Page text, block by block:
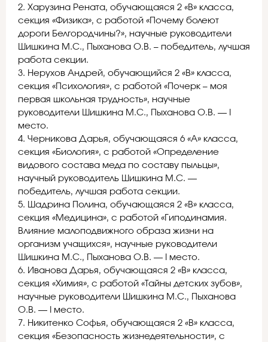
2. Харузина Рената, обучающаяся 2 «В» класса,
секция «Физика», с работой «Почему болеют
дороги Белгородчины?», научные руководители
Шишкина М.С., Пыханова О.В. – победитель, лучшая
работа секции.
3. Нерухов Андрей, обучающийся 2 «В» класса,
секция «Психология», с работой «Почерк – моя
первая школьная трудность», научные
руководители Шишкина М.С., Пыханова О.В. — I
место.
4. Черникова Дарья, обучающаяся 6 «А» класса,
секция «Биология», с работой «Определение
видового состава меда по составу пыльцы»,
научный руководитель Шишкина М.С. —
победитель, лучшая работа секции.
5. Шадрина Полина, обучающаяся 2 «В» класса,
секция «Медицина», с работой «Гиподинамия.
Влияние малоподвижного образа жизни на
организм учащихся», научные руководители
Шишкина М.С., Пыханова О.В. — I место.
6. Иванова Дарья, обучающаяся 2 «В» класса,
секция «Химия», с работой «Тайны детских зубов»,
научные руководители Шишкина М.С., Пыханова
О.В. — I место.
7. Никитенко Софья, обучающаяся 2 «В» класса,
секция «Безопасность жизнедеятельности», с